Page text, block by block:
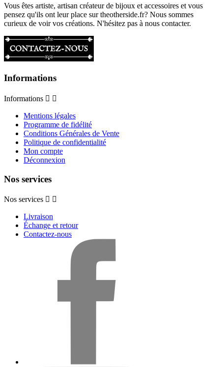
Vous êtes artiste, artisan créateur de bijoux et accessoires et vous
pensez qu'ils ont leur place sur theotherside.fr? Nous sommes
curieux de voir vos créations. N'hésitez pas à nous contacter.
Informations
Informations  
Mentions légales
Programme de fidélité
Conditions Générales de Vente
Politique de confidentialité
Mon compte
Déconnexion
Nos services
Nos services  
Livraison
Échange et retour
Contactez-nous